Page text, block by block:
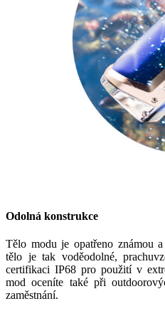
Odolná konstrukce
Tělo modu je opatřeno známou
tělo je tak voděodolné,
certifikaci IP68 pro použití v
mod oceníte také při
zaměstnání.